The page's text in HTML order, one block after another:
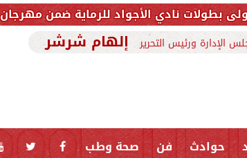
للرماية ضمن مهرجان مطروح للتراث
الإدارة ورئيس التحرير إلهام شرشر
حوادث فن صحة وطب تكنولوجيا